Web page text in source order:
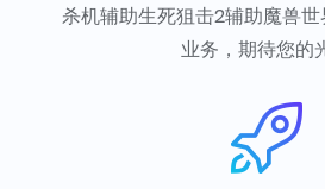
杀机辅助生死狙击2辅助魔兽
业务，期待您的